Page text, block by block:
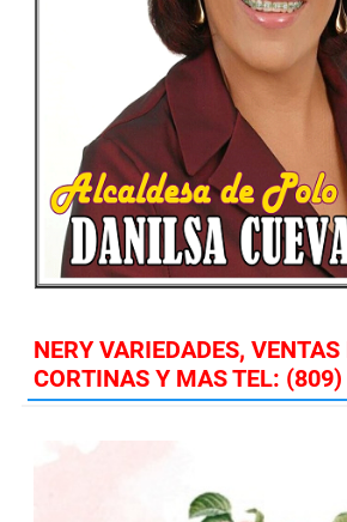
NERY VARIEDADES,
CORTINAS Y MAS TEL: